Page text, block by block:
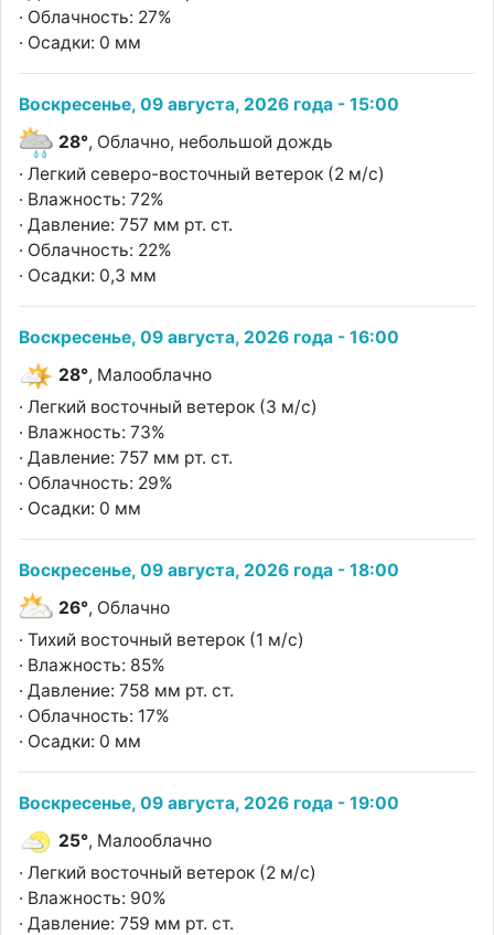
· Облачность: 27%
· Осадки: 0 мм
Воскресенье, 09 августа, 2026 года - 15:00
28°, Облачно, небольшой дождь
· Легкий северо-восточный ветерок (2 м/с)
· Влажность: 72%
· Давление: 757 мм рт. ст.
· Облачность: 22%
· Осадки: 0,3 мм
Воскресенье, 09 августа, 2026 года - 16:00
28°, Малооблачно
· Легкий восточный ветерок (3 м/с)
· Влажность: 73%
· Давление: 757 мм рт. ст.
· Облачность: 29%
· Осадки: 0 мм
Воскресенье, 09 августа, 2026 года - 18:00
26°, Облачно
· Тихий восточный ветерок (1 м/с)
· Влажность: 85%
· Давление: 758 мм рт. ст.
· Облачность: 17%
· Осадки: 0 мм
Воскресенье, 09 августа, 2026 года - 19:00
25°, Малооблачно
· Легкий восточный ветерок (2 м/с)
· Влажность: 90%
· Давление: 759 мм рт. ст.